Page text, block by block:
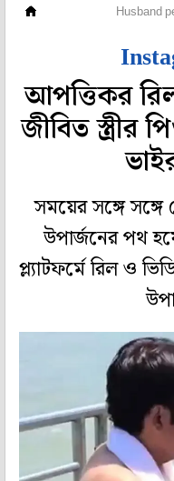
Husband
আপত্তিকর
জীবিত স্ত্রীর
সময়ের সঙ্গে সঙ্গে
উপার্জনের পথ
প্ল্যাটফর্মে রিল ও